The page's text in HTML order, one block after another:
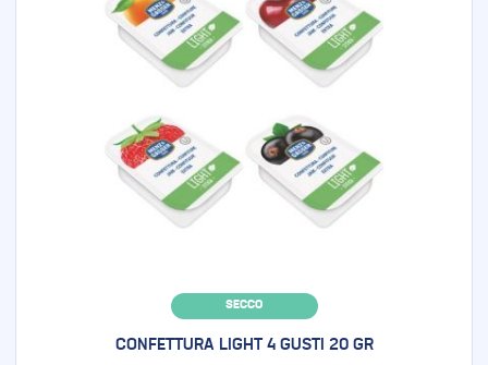
SECCO
CONFETTURA LIGHT 4 GUSTI 20 GR